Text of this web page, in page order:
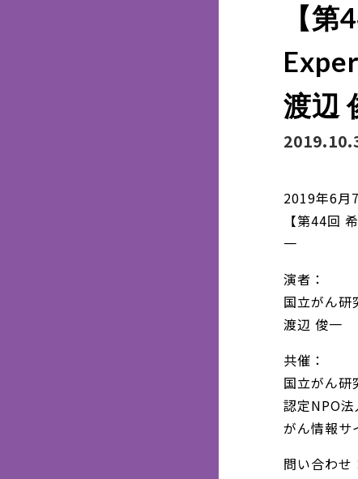
【
渡辺
2019年6月
【第44回
一
演者：
国立がん研
渡辺 俊一
共催：
国立がん研
認定NPO
がん情報サ
問い合わせ